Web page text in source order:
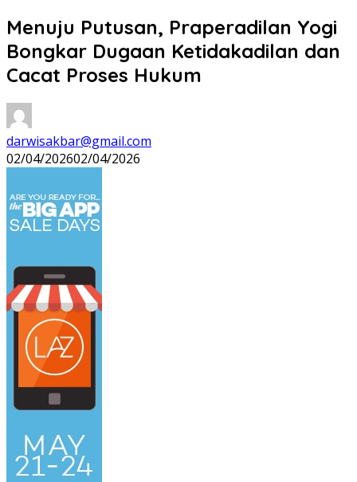
Menuju Putusan, Praperadilan Yogi
Bongkar Dugaan Ketidakadilan dan
Cacat Proses Hukum
darwisakbar@gmail.com
02/04/202602/04/2026